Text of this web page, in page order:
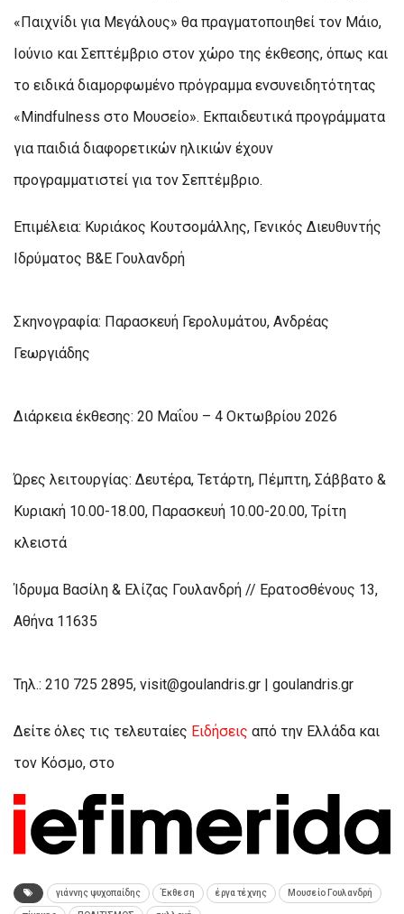
«Παιχνίδι για Μεγάλους» θα πραγματοποιηθεί τον Μάιο,
Ιούνιο και Σεπτέμβριο στον χώρο της έκθεσης, όπως και
το ειδικά διαμορφωμένο πρόγραμμα ενσυνειδητότητας
«Mindfulness στο Μουσείο». Εκπαιδευτικά προγράμματα
για παιδιά διαφορετικών ηλικιών έχουν
προγραμματιστεί για τον Σεπτέμβριο.
Επιμέλεια: Κυριάκος Κουτσομάλλης, Γενικός Διευθυντής
Ιδρύματος Β&Ε Γουλανδρή
Σκηνογραφία: Παρασκευή Γερολυμάτου, Ανδρέας
Γεωργιάδης
Διάρκεια έκθεσης: 20 Μαΐου – 4 Οκτωβρίου 2026
Ώρες λειτουργίας: Δευτέρα, Τετάρτη, Πέμπτη, Σάββατο &
Κυριακή 10.00-18.00, Παρασκευή 10.00-20.00, Τρίτη
κλειστά
Ίδρυμα Βασίλη & Ελίζας Γουλανδρή // Ερατοσθένους 13,
Αθήνα 11635
Τηλ.: 210 725 2895, visit@goulandris.gr | goulandris.gr
Δείτε όλες τις τελευταίες Ειδήσεις από την Ελλάδα και
τον Κόσμο, στο
γιάννης ψυχοπαίδης Έκθεση έργα τέχνης Μουσείο Γουλανδρή